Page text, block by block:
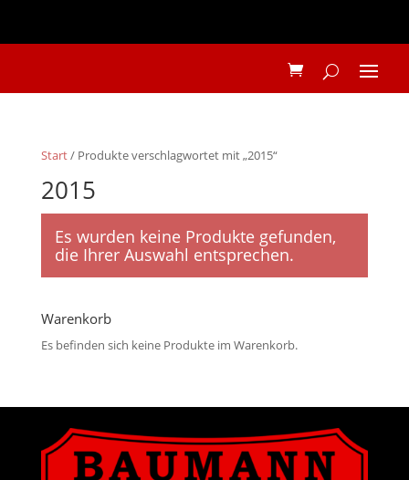
Start/ Produkte verschlagwortet mit „2015“
2015
Es wurden keine Produkte gefunden,
die Ihrer Auswahl entsprechen.
Warenkorb
Es befinden sich keine Produkte im Warenkorb.